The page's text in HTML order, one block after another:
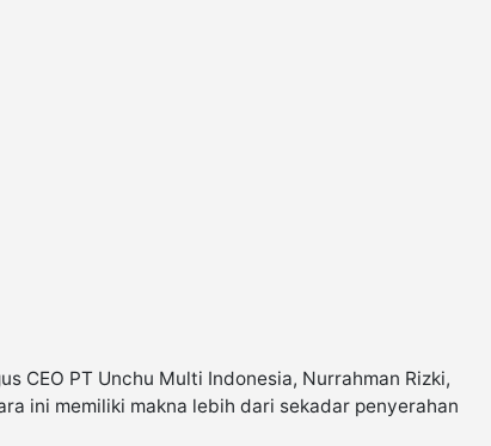
CEO PT Unchu Multi Indonesia, Nurrahman Rizki,
ini memiliki makna lebih dari sekadar penyerahan